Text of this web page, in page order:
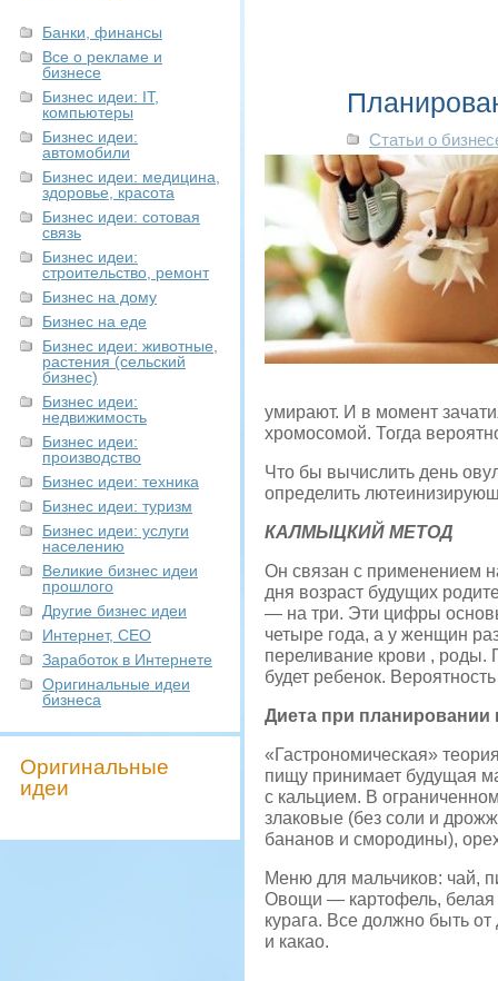
Банки, финансы
Все о рекламе и
бизнесе
Бизнес идеи: IT,
компьютеры
Бизнес идеи:
автомобили
Бизнес идеи: медицина,
здоровье, красота
Бизнес идеи: сотовая
связь
Бизнес идеи:
строительство, ремонт
Бизнес на дому
Бизнес на еде
Бизнес идеи: животные,
растения (сельский
бизнес)
Бизнес идеи:
недвижимость
Бизнес идеи:
производство
Бизнес идеи: техника
Бизнес идеи: туризм
Бизнес идеи: услуги
населению
Великие бизнес идеи
прошлого
Другие бизнес идеи
Интернет, СЕО
Заработок в Интернете
Оригинальные идеи
бизнеса
Оригинальные
идеи
Статьи о
умирают. И в момент
хромосомой. Тогда
Что бы вычислить день
определить
КАЛМЫЦКИЙ МЕТОД
Он связан с применением
дня возраст будущих
— на три. Эти цифры
четыре года, а у женщин
переливание крови , роды.
будет ребенок.
Диета при планировании
«Гастрономическая»
пищу принимает будущая
с кальцием. В
злаковые (без соли и
бананов и смородины),
Меню для мальчиков: чай,
Овощи — картофель, белая
курага. Все должно быть
и какао.